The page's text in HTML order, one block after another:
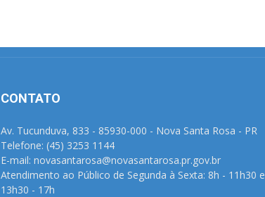
CONTATO
Av. Tucunduva, 833 - 85930-000 - Nova Santa Rosa - PR
Telefone: (45) 3253 1144
E-mail: novasantarosa@novasantarosa.pr.gov.br
Atendimento ao Público de Segunda à Sexta: 8h - 11h30 e
13h30 - 17h